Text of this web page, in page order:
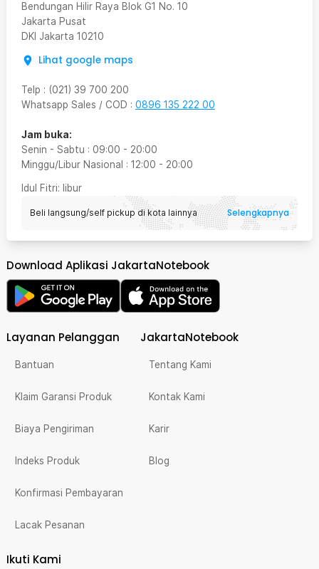
Bendungan Hilir Raya Blok G1 No. 10
Jakarta Pusat
DKI Jakarta 10210
Lihat google maps
Telp : (021) 39 700 200
Whatsapp Sales / COD : 0896 135 222 00
Jam buka:
Senin - Sabtu : 09:00 - 20:00
Minggu/Libur Nasional : 12:00 - 20:00
Idul Fitri: libur
Beli langsung/self pickup di kota lainnya Selengkapnya
Download Aplikasi JakartaNotebook
Layanan Pelanggan
Bantuan
Klaim Garansi Produk
Biaya Pengiriman
Indeks Produk
Konfirmasi Pembayaran
Lacak Pesanan
JakartaNotebook
Tentang Kami
Kontak Kami
Karir
Blog
Ikuti Kami